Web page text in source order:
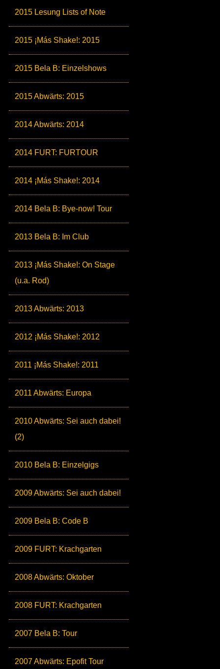
2015 Lesung Lists of Note
2015 ¡Más Shake!: 2015
2015 Bela B: Einzelshows
2015 Abwärts: 2015
2014 Abwärts: 2014
2014 FURT: FURTOUR
2014 ¡Más Shake!: 2014
2014 Bela B: Bye-now! Tour
2013 Bela B: Im Club
2013 ¡Más Shake!: On Stage
(u.a. Rod)
2013 Abwärts: 2013
2012 ¡Más Shake!: 2012
2011 ¡Más Shake!: 2011
2011 Abwärts: Europa
2010 Abwärts: Sei auch dabei!
(2)
2010 Bela B: Einzelgigs
2009 Abwärts: Sei auch dabei!
2009 Bela B: Code B
2009 FURT: Krachgarten
2008 Abwärts: Oktober
2008 FURT: Krachgarten
2007 Bela B: Tour
2007 Abwärts: Epofit Tour